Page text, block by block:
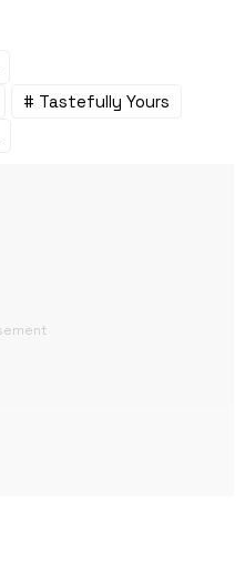
# Tastefully Yours